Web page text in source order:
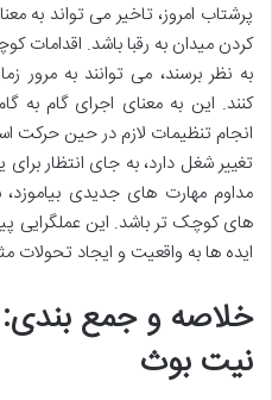
پرشتاب امروز، تاخیر می تواند به
کردن میدان به رقبا باشد. اقدامات
به نظر برسند، می توانند به مرور
کنند. این به معنای اجرای گام به
انجام تنظیمات لازم در حین حرکت
تغییر شغل دارد، به جای انتظار
مداوم مهارت های جدیدی
های کوچک تر باشد. این عملگرایی
ایده ها به واقعیت و ایجاد
خلاصه و جمع
نیت بوث